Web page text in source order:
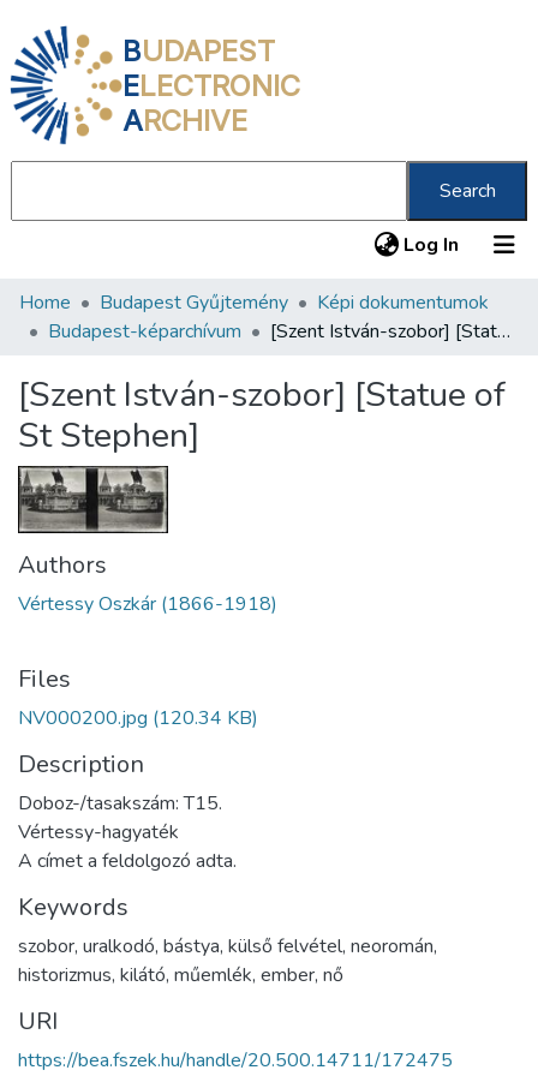
BUDAPEST
ELECTRONIC
ARCHIVE
Search
Log In (current)
Communities & Collections
Statistics
About us
Home Budapest Gyűjtemény
Képi dokumentumok
Budapest-képarchívum
[Szent István-szobor] [Statue of St Stephen]
[Szent István-szobor] [Statue of
St Stephen]
Authors
Vértessy Oszkár (1866-1918)
Files
NV000200.jpg (120.34 KB)
Description
Doboz-/tasakszám: T15.
Vértessy-hagyaték
A címet a feldolgozó adta.
Keywords
szobor, uralkodó, bástya, külső felvétel, neoromán,
historizmus, kilátó, műemlék, ember, nő
URI
https://bea.fszek.hu/handle/20.500.14711/172475